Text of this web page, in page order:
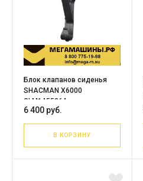
Блок клапанов сиденья
SHACMAN X6000
GLM1455364
6 400 руб.
В КОРЗИНУ